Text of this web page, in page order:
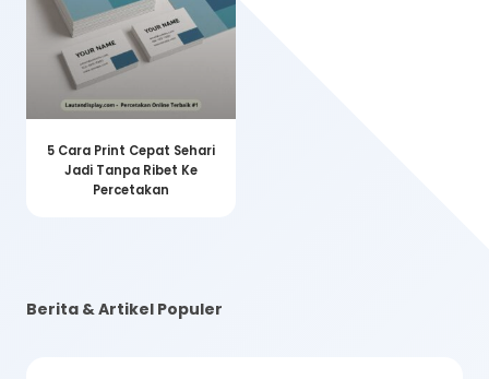
5 Cara Print Cepat Sehari
Jadi Tanpa Ribet Ke
Percetakan
Berita & Artikel Populer